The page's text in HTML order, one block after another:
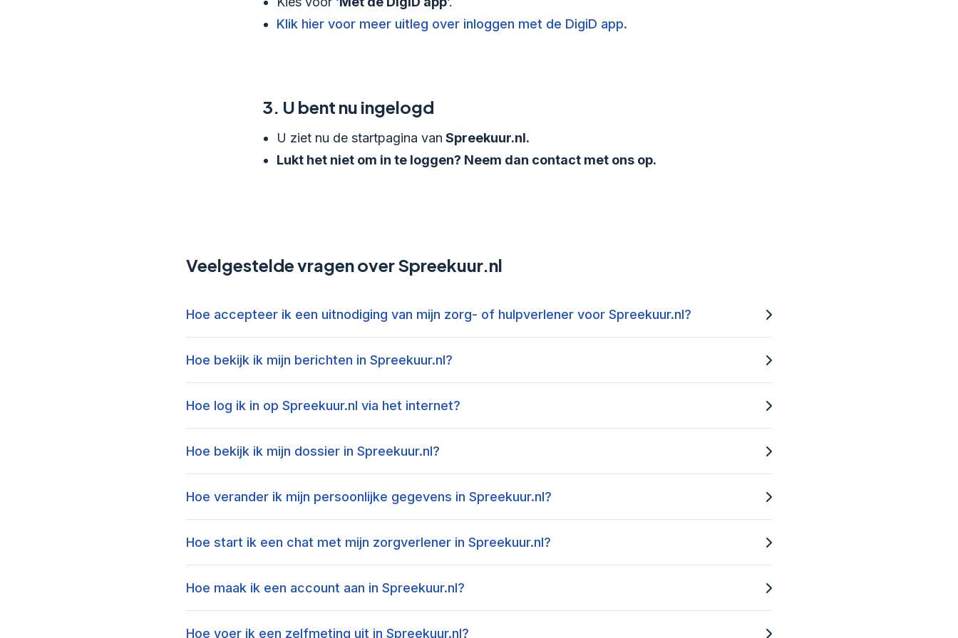
Klik hier voor meer uitleg over inloggen met de DigiD app.
3. U bent nu ingelogd
U ziet nu de startpagina van Spreekuur.nl.
Lukt het niet om in te loggen? Neem dan contact met ons op.
Veelgestelde vragen over Spreekuur.nl
Hoe accepteer ik een uitnodiging van mijn zorg- of hulpverlener voor Spreekuur.nl?
Hoe bekijk ik mijn berichten in Spreekuur.nl?
Hoe log ik in op Spreekuur.nl via het internet?
Hoe bekijk ik mijn dossier in Spreekuur.nl?
Hoe verander ik mijn persoonlijke gegevens in Spreekuur.nl?
Hoe start ik een chat met mijn zorgverlener in Spreekuur.nl?
Hoe maak ik een account aan in Spreekuur.nl?
Hoe voer ik een zelfmeting uit in Spreekuur.nl?